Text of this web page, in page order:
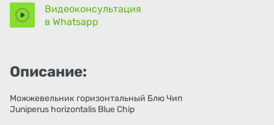
Видеоконсультация
в Whatsapp
Описание:
Можжевельник горизонтальный Блю Чип
Juniperus horizontalis Blue Chip